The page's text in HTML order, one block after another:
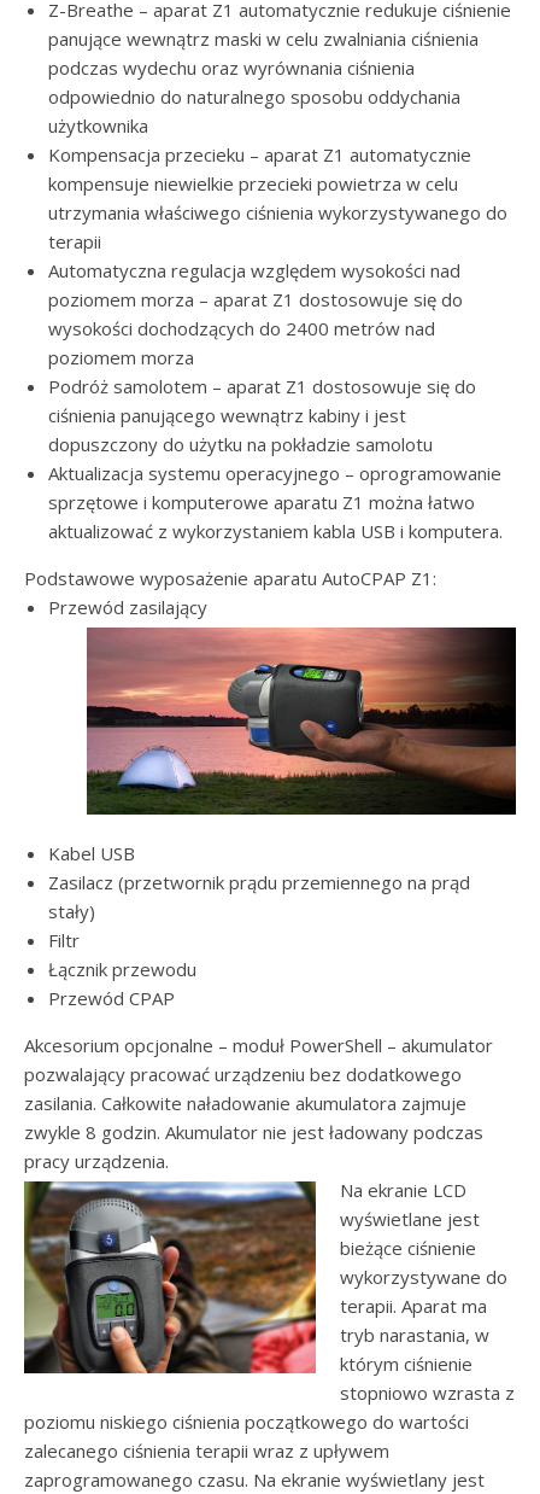
Z-Breathe – aparat Z1 automatycznie redukuje ciśnienie
panujące wewnątrz maski w celu zwalniania ciśnienia
podczas wydechu oraz wyrównania ciśnienia
odpowiednio do naturalnego sposobu oddychania
użytkownika
Kompensacja przecieku – aparat Z1 automatycznie
kompensuje niewielkie przecieki powietrza w celu
utrzymania właściwego ciśnienia wykorzystywanego do
terapii
Automatyczna regulacja względem wysokości nad
poziomem morza – aparat Z1 dostosowuje się do
wysokości dochodzących do 2400 metrów nad
poziomem morza
Podróż samolotem – aparat Z1 dostosowuje się do
ciśnienia panującego wewnątrz kabiny i jest
dopuszczony do użytku na pokładzie samolotu
Aktualizacja systemu operacyjnego – oprogramowanie
sprzętowe i komputerowe aparatu Z1 można łatwo
aktualizować z wykorzystaniem kabla USB i komputera.
Podstawowe wyposażenie aparatu AutoCPAP Z1:
Przewód zasilający
Kabel USB
Zasilacz (przetwornik prądu przemiennego na prąd
stały)
Filtr
Łącznik przewodu
Przewód CPAP
Akcesorium opcjonalne – moduł PowerShell – akumulator
pozwalający pracować urządzeniu bez dodatkowego
zasilania. Całkowite naładowanie akumulatora zajmuje
zwykle 8 godzin. Akumulator nie jest ładowany podczas
pracy urządzenia.
Na ekranie LCD
wyświetlane jest
bieżące ciśnienie
wykorzystywane do
terapii. Aparat ma
tryb narastania, w
którym ciśnienie
stopniowo wzrasta z
poziomu niskiego ciśnienia początkowego do wartości
zalecanego ciśnienia terapii wraz z upływem
zaprogramowanego czasu. Na ekranie wyświetlany jest